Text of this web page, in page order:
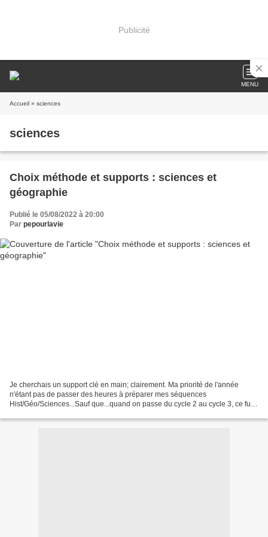
Publicité
MENU
Accueil » sciences
sciences
Choix méthode et supports : sciences et
géographie
Publié le 05/08/2022 à 20:00
Par pepourlavie
Je cherchais un support clé en main; clairement. Ma priorité de l'année
n'étant pas de passer des heures à préparer mes séquences
Hist/Géo/Sciences...Sauf que...quand on passe du cycle 2 au cycle 3, ce fut